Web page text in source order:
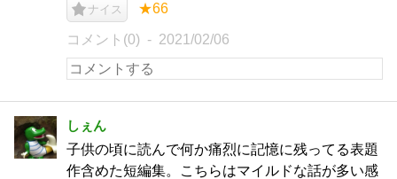
ナイス ★66
コメント(0) 2021/02/06
しぇん
子供の頃に読んで何か痛烈に記憶に残ってる表題
作含めた短編集。こちらはマイルドな話が多い感